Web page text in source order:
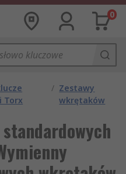
0
Torx
/ Zestawy
wkrętaków